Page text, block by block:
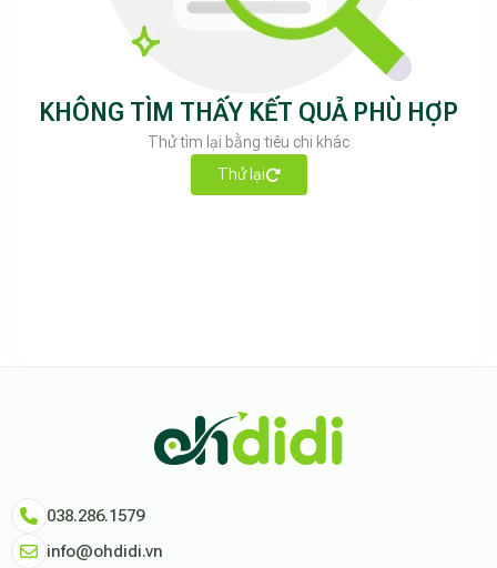
KHÔNG TÌM THẤY KẾT QUẢ PHÙ HỢP
Thử tìm lại bằng tiêu chi khác
Thử lại
"Tại Ohdidi, chúng tôi không chỉ cung cấp chỗ ở, chúng tôi cung
Tham khảo thêm tại:Ohdidi Facebook Official
038.286.1579
info@ohdidi.vn